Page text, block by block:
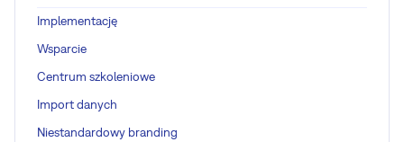
Implementację
Wsparcie
Centrum szkoleniowe
Import danych
Niestandardowy branding